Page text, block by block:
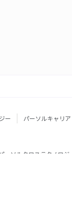
ー
パーソルキャリア
パーソルクロステクノロジー